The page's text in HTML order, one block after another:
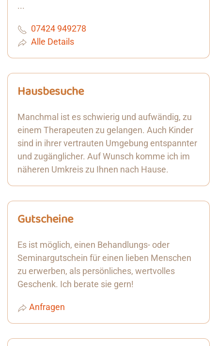
...
07424 949278
Alle Details
Hausbesuche
Manchmal ist es schwierig und aufwändig, zu
einem Therapeuten zu gelangen. Auch Kinder
sind in ihrer vertrauten Umgebung entspannter
und zugänglicher. Auf Wunsch komme ich im
näheren Umkreis zu Ihnen nach Hause.
Gutscheine
Es ist möglich, einen Behandlungs- oder
Seminargutschein für einen lieben Menschen
zu erwerben, als persönliches, wertvolles
Geschenk. Ich berate sie gern!
Anfragen